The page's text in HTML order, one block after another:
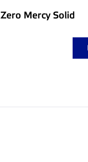
Zero Mercy Solid